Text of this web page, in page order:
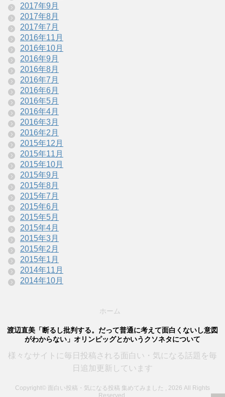
2017年9月
2017年8月
2017年7月
2016年11月
2016年10月
2016年9月
2016年8月
2016年7月
2016年6月
2016年5月
2016年4月
2016年3月
2016年2月
2015年12月
2015年11月
2015年10月
2015年9月
2015年8月
2015年7月
2015年6月
2015年5月
2015年4月
2015年3月
2015年2月
2015年1月
2014年11月
2014年10月
ホーム
渡辺直美「断るし批判する。だって普通に考えて面白くないし意図
がわからない」オリンピッグとかいうクソネタについて
様々なサイトに毎日投稿される面白い・気になる話題を毎
日追加更新しています
Copyright© 面白い投稿・気になる投稿 集めてみました , 2026 All Rights
Reserved.